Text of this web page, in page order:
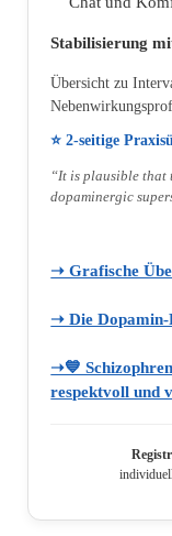
Stabilisierung
Übersicht zu
⭐ 2‑seitige
“It is plausible that
dopaminergic
➝ Grafische
➝ Die
➝💙
respektvoll und